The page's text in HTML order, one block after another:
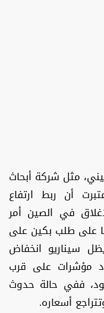
مثل شركة أبحاث
أن ربط ارتفاع
في الصين أمر
على طلب بكين على
سيناريو انخفاض
مؤشرات على قرب
ففي حالة حدوث
أسعاره.